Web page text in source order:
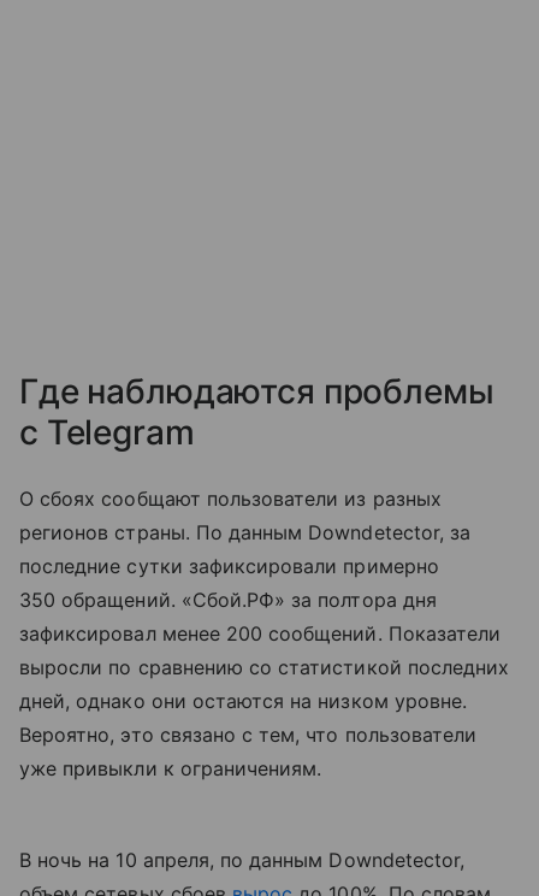
Где наблюдаются проблемы
с Telegram
О сбоях сообщают пользователи из разных
регионов страны. По данным Downdetector, за
последние сутки зафиксировали примерно
350 обращений. «Сбой.РФ» за полтора дня
зафиксировал менее 200 сообщений. Показатели
выросли по сравнению со статистикой последних
дней, однако они остаются на низком уровне.
Вероятно, это связано с тем, что пользователи
уже привыкли к ограничениям.
В ночь на 10 апреля, по данным Downdetector,